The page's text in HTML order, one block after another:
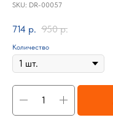
SKU: DR-00057
714 р. 950 р.
Количество